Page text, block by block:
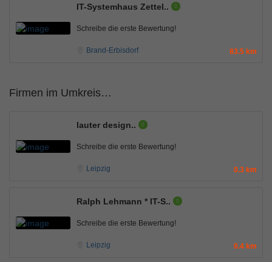
IT-Systemhaus Zettel..
Schreibe die erste Bewertung!
Brand-Erbisdorf 83.5 km
Firmen im Umkreis…
lauter design..
Schreibe die erste Bewertung!
Leipzig 0.3 km
Ralph Lehmann * IT-S..
Schreibe die erste Bewertung!
Leipzig 0.4 km